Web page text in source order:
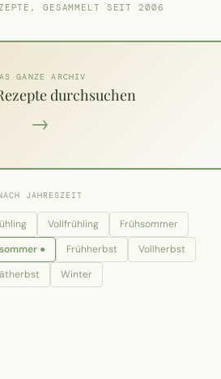
GESAMMELT SEIT 2006
GANZE ARCHIV
durchsuchen
→
JAHRESZEIT
Vollfrühling
Frühsommer
● Frühherbst
Vollherbst
Winter